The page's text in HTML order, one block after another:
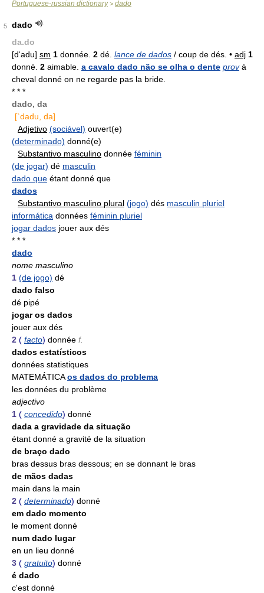
Portuguese-russian dictionary> dado
5
dado
da.do
[d‘adu] sm 1 donnée. 2 dé. lance de dados / coup de dés. • adj 1
donné. 2 aimable. a cavalo dado não se olha o dente provà
cheval donné on ne regarde pas la bride.
* * *
dado, da
[`dadu, da]
Adjetivo (sociável) ouvert(e)
(determinado) donné(e)
Substantivo masculino donnée féminin
(de jogar) dé masculin
dado que étant donné que
dados
Substantivo masculino plural (jogo) dés masculin pluriel
informática données féminin pluriel
jogar dados jouer aux dés
* * *
dado
nome masculino
1 (de jogo) dé
dado falso
dé pipé
jogar os dados
jouer aux dés
2 ( facto) donnée f.
dados estatísticos
données statistiques
MATEMÁTICAos dados do problema
les données du problème
adjectivo
1 ( concedido) donné
dada a gravidade da situação
étant donné a gravité de la situation
de braço dado
bras dessus bras dessous; en se donnant le bras
de mãos dadas
main dans la main
2 ( determinado) donné
em dado momento
le moment donné
num dado lugar
en un lieu donné
3 ( gratuito) donné
é dado
c'est donné